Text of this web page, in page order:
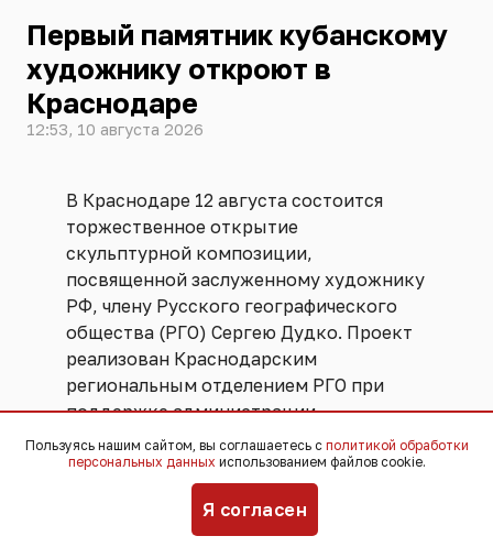
Первый памятник кубанскому
художнику откроют в
Краснодаре
12:53, 10 августа 2026
В Краснодаре 12 августа состоится
торжественное открытие
скульптурной композиции,
посвященной заслуженному художнику
РФ, члену Русского географического
общества (РГО) Сергею Дудко. Проект
реализован Краснодарским
региональным отделением РГО при
поддержке администрации
Краснодарского края и Банка «Кубань
Кредит».
Мемориал появится на улице 40-летия
Пользуясь нашим сайтом, вы соглашаетесь с политикой обработки
персональных данных использованием файлов cookie.
Я согласен